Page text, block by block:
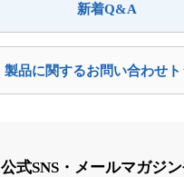
新着Q&A
製品に関するお問い合わせ
公式SNS・メールマガジ